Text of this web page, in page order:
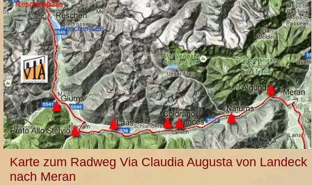
Karte zum Radweg Via Claudia Augusta von Landeck
nach Meran